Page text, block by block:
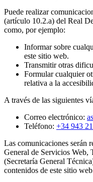
Puede realizar
(artículo 10.2.a) del Real
como, por ejemplo:
Informar sobre
este sitio web.
Transmitir otras
Formular cualquier
relativa a la
A través de las siguientes
Correo electrónico:
Teléfono: +34 943
Las comunicaciones serán
General de Servicios Web,
(Secretaría General
contenidos de este sitio